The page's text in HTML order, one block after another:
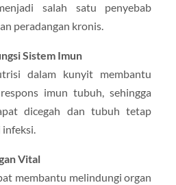
salah satu penyebab
peradangan kronis.
Sistem Imun
dalam kunyit membantu
imun tubuh, sehingga
dicegah dan tubuh tetap
Vital
membantu melindungi organ